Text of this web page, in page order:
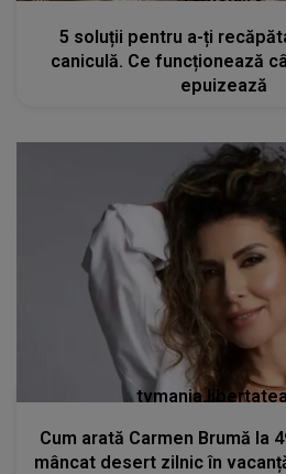
5 soluții pentru a-ți
caniculă. Ce funcționează
epuizează
Cum arată Carmen Brumă la
mâncat desert zilnic în